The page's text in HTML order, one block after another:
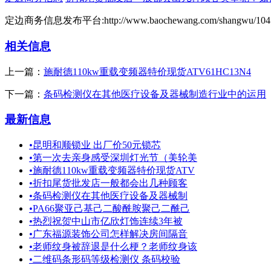
定边商务信息发布平台:http://www.baochewang.com/shangwu/
相关信息
上一篇： 施耐德110kw重载变频器特价现货ATV61HC13N4
下一篇： 条码检测仪在其他医疗设备及器械制造行业中的运用
最新信息
•昆明和顺锁业 出厂价50元锁芯
•第一次去亲身感受深圳灯光节（美轮美
•施耐德110kw重载变频器特价现货ATV
•折扣尾货批发店一般都会出几种顾客
•条码检测仪在其他医疗设备及器械制
•PA66聚亚己基己二酸酰胺聚己二酰己
•热烈祝贺中山市亿欣灯饰连续3年被
•广东福源装饰公司怎样解决房间隔音
•老师纹身被辞退是什么梗？老师纹身该
•二维码条形码等级检测仪 条码校验